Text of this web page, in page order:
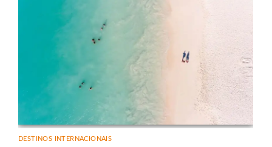
DESTINOS INTERNACIONAIS